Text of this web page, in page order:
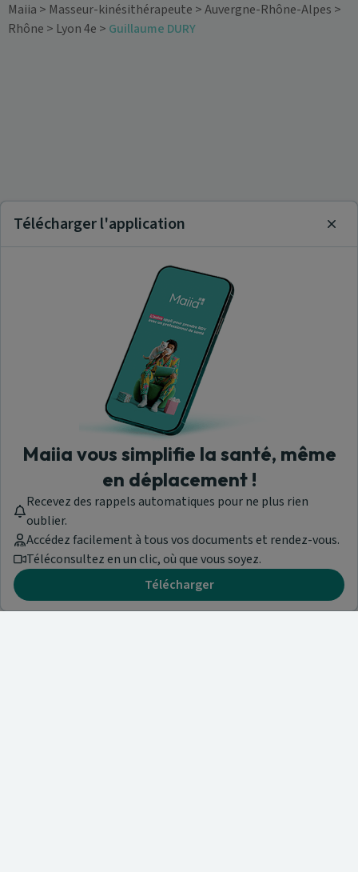
Maiia > Masseur-kinésithérapeute >Auvergne-Rhône-Alpes >
Rhône > Lyon 4e > Guillaume DURY
Télécharger l'application
Maiia vous simplifie la santé, même
en déplacement !
Recevez des rappels automatiques pour ne plus rien
oublier.
Accédez facilement à tous vos documents et rendez-vous.
Téléconsultez en un clic, où que vous soyez.
Télécharger